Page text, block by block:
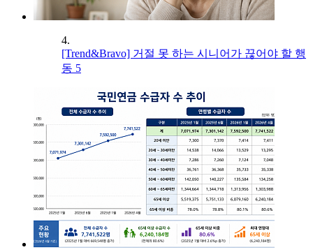
4.
[Trend&Bravo] 거절 못 하는 시니어가 끊어야 할 행
동 5